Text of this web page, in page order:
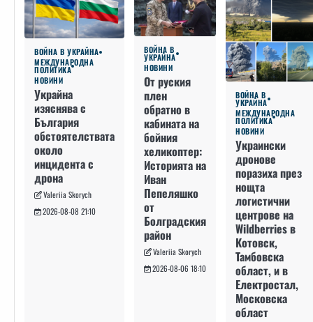
ВОЙНА В УКРАЙНА
МЕЖДУНАРОДНА
ПОЛИТИКА
НОВИНИ
Украйна
изяснява с
България
обстоятелствата
около
инцидента с
дрона
Valeriia Skorych
2026-08-08 21:10
ВОЙНА В
УКРАЙНА
НОВИНИ
От руския
плен
обратно в
кабината на
бойния
хеликоптер:
Историята на
Иван
Пепеляшко
от
Болградския
район
Valeriia Skorych
2026-08-06 18:10
ВОЙНА В
УКРАЙНА
МЕЖДУНАРОДНА
ПОЛИТИКА
НОВИНИ
Украински
дронове
поразиха през
нощта
логистични
центрове на
Wildberries в
Котовск,
Тамбовска
област, и в
Електростал,
Московска
област